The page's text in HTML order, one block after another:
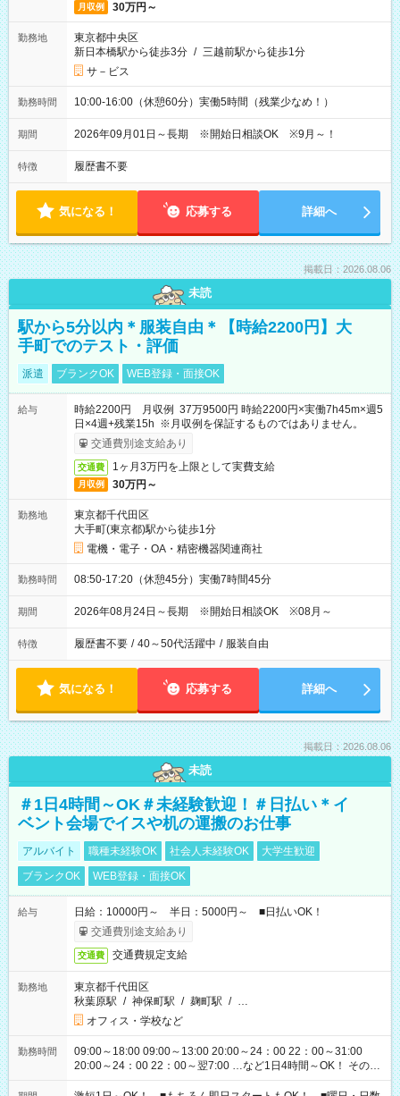
月収例 30万円～
勤務地
東京都中央区
新日本橋駅から徒歩3分 / 三越前駅から徒歩1分
サ－ビス
勤務時間 10:00-16:00（休憩60分）実働5時間（残業少なめ！）
期間 2026年09月01日～長期 ※開始日相談OK ※9月～！
特徴 履歴書不要
気になる！ 応募する 詳細へ
掲載日：2026.08.06
未読
駅から5分以内＊服装自由＊【時給2200円】大
手町でのテスト・評価
派遣 ブランクOK WEB登録・面接OK
給与
時給2200円 月収例 37万9500円 時給2200円×実働7h45m×週5
日×4週+残業15h ※月収例を保証するものではありません。
交通費別途支給あり
交通費 1ヶ月3万円を上限として実費支給
月収例 30万円～
勤務地
東京都千代田区
大手町(東京都)駅から徒歩1分
電機・電子・OA・精密機器関連商社
勤務時間 08:50-17:20（休憩45分）実働7時間45分
期間 2026年08月24日～長期 ※開始日相談OK ※08月～
特徴 履歴書不要 / 40～50代活躍中 / 服装自由
気になる！ 応募する 詳細へ
掲載日：2026.08.06
未読
＃1日4時間～OK＃未経験歓迎！＃日払い＊イ
ベント会場でイスや机の運搬のお仕事
アルバイト 職種未経験OK 社会人未経験OK
大学生歓迎
ブランクOK
WEB登録・面接OK
給与
日給：10000円～ 半日：5000円～ ■日払いOK！
交通費別途支給あり
交通費 交通費規定支給
勤務地
東京都千代田区
秋葉原駅 / 神保町駅 / 麹町駅 / …
オフィス・学校など
勤務時間
09:00～18:00 09:00～13:00 20:00～24：00 22：00～31:00
20:00～24：00 22：00～翌7:00 …など1日4時間～OK！ その他
シフトもございます！ お気軽にご相談ください！